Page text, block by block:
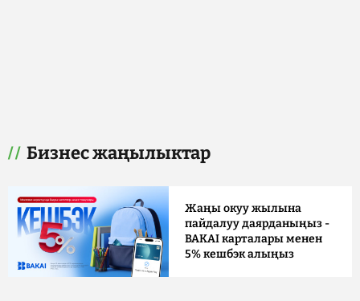
Бизнес жаңылыктар
Жаңы окуу жылына
пайдалуу даярданыңыз -
BAKAI карталары менен
5% кешбэк алыңыз